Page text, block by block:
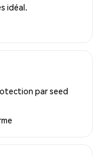
idéal.
par seed